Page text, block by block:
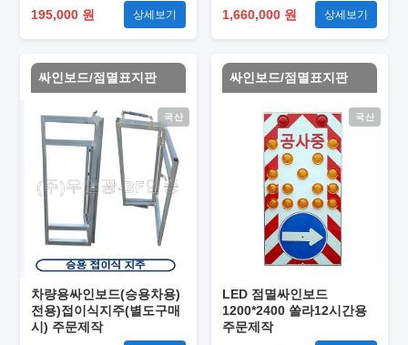
195,000 원
상세보기
1,660,000 원
상세보기
싸인보드/점멸표지판
국산
차량용싸인보드(승용차용)
전용)접이식지주(별도구매
시) 주문제작
싸인보드/점멸표지판
국산
LED 점멸싸인보드
1200*2400 쏠라12시간용
주문제작